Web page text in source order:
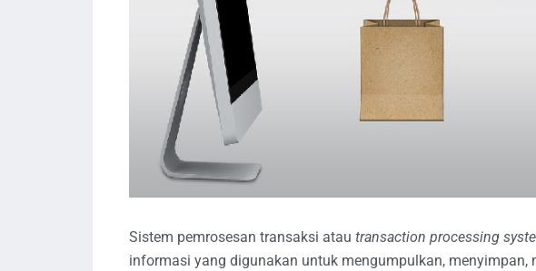
Sistem pemrosesan transaksi atau transaction processing
informasi yang digunakan untuk mengumpulkan,